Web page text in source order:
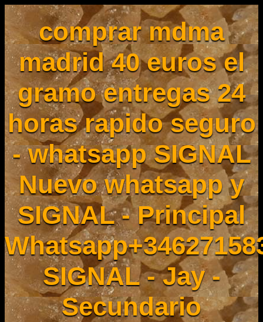
comprar mdma
madrid 40 euros el
gramo entregas 24
horas rapido seguro
- whatsapp SIGNAL
Nuevo whatsapp y
SIGNAL - Principal
SIGNAL - Jay -
Secundario